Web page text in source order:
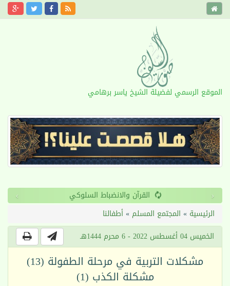
الموقع الرسمي لفضيلة الشيخ ياسر برهامي
القرآن والانضباط السلوكي ‹
›
الرئيسية » المجتمع المسلم »أطفالنا
الخميس 04 أغسطس 2022 - 6 محرم 1444هـ
مشكلات التربية في مرحلة الطفولة (13)
مشكلة الكذب (1)